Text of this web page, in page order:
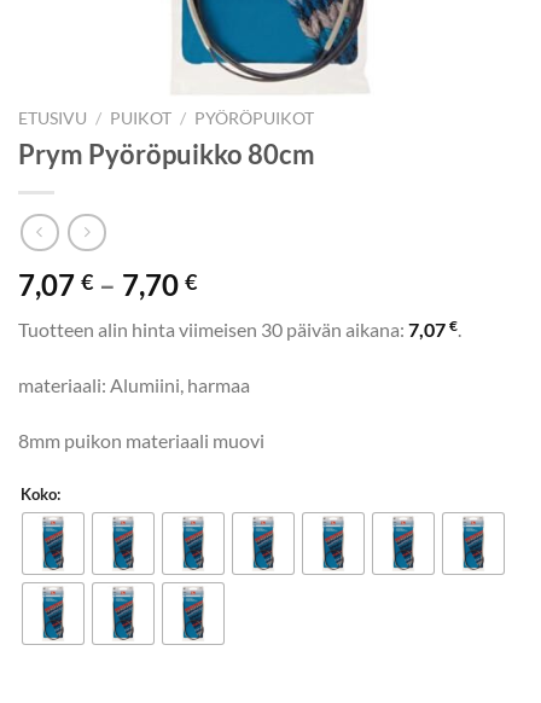
ETUSIVU / PUIKOT / PYÖRÖPUIKOT
Prym Pyöröpuikko 80cm
7,07 € – 7,70 €Hintaluokka:
-
Tuotteen alin hinta viimeisen 30 päivän aikana: 7,07 €.
materiaali: Alumiini, harmaa
8mm puikon materiaali muovi
Koko: